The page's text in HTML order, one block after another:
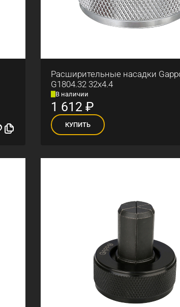
Расширительные насадки
G1804.32 32x4.4
В наличии
1 612₽
КУПИТЬ